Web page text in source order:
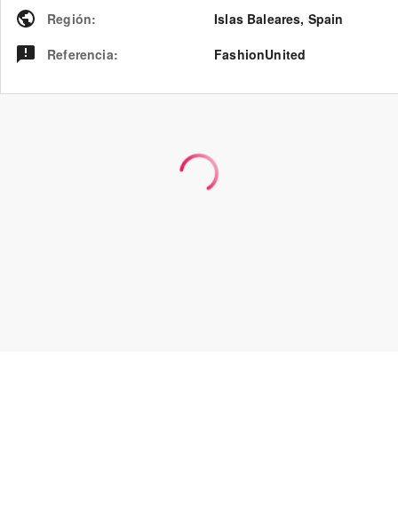
Región: Islas Baleares, Spain
Referencia: FashionUnited